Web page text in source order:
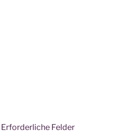
Erforderliche Felder